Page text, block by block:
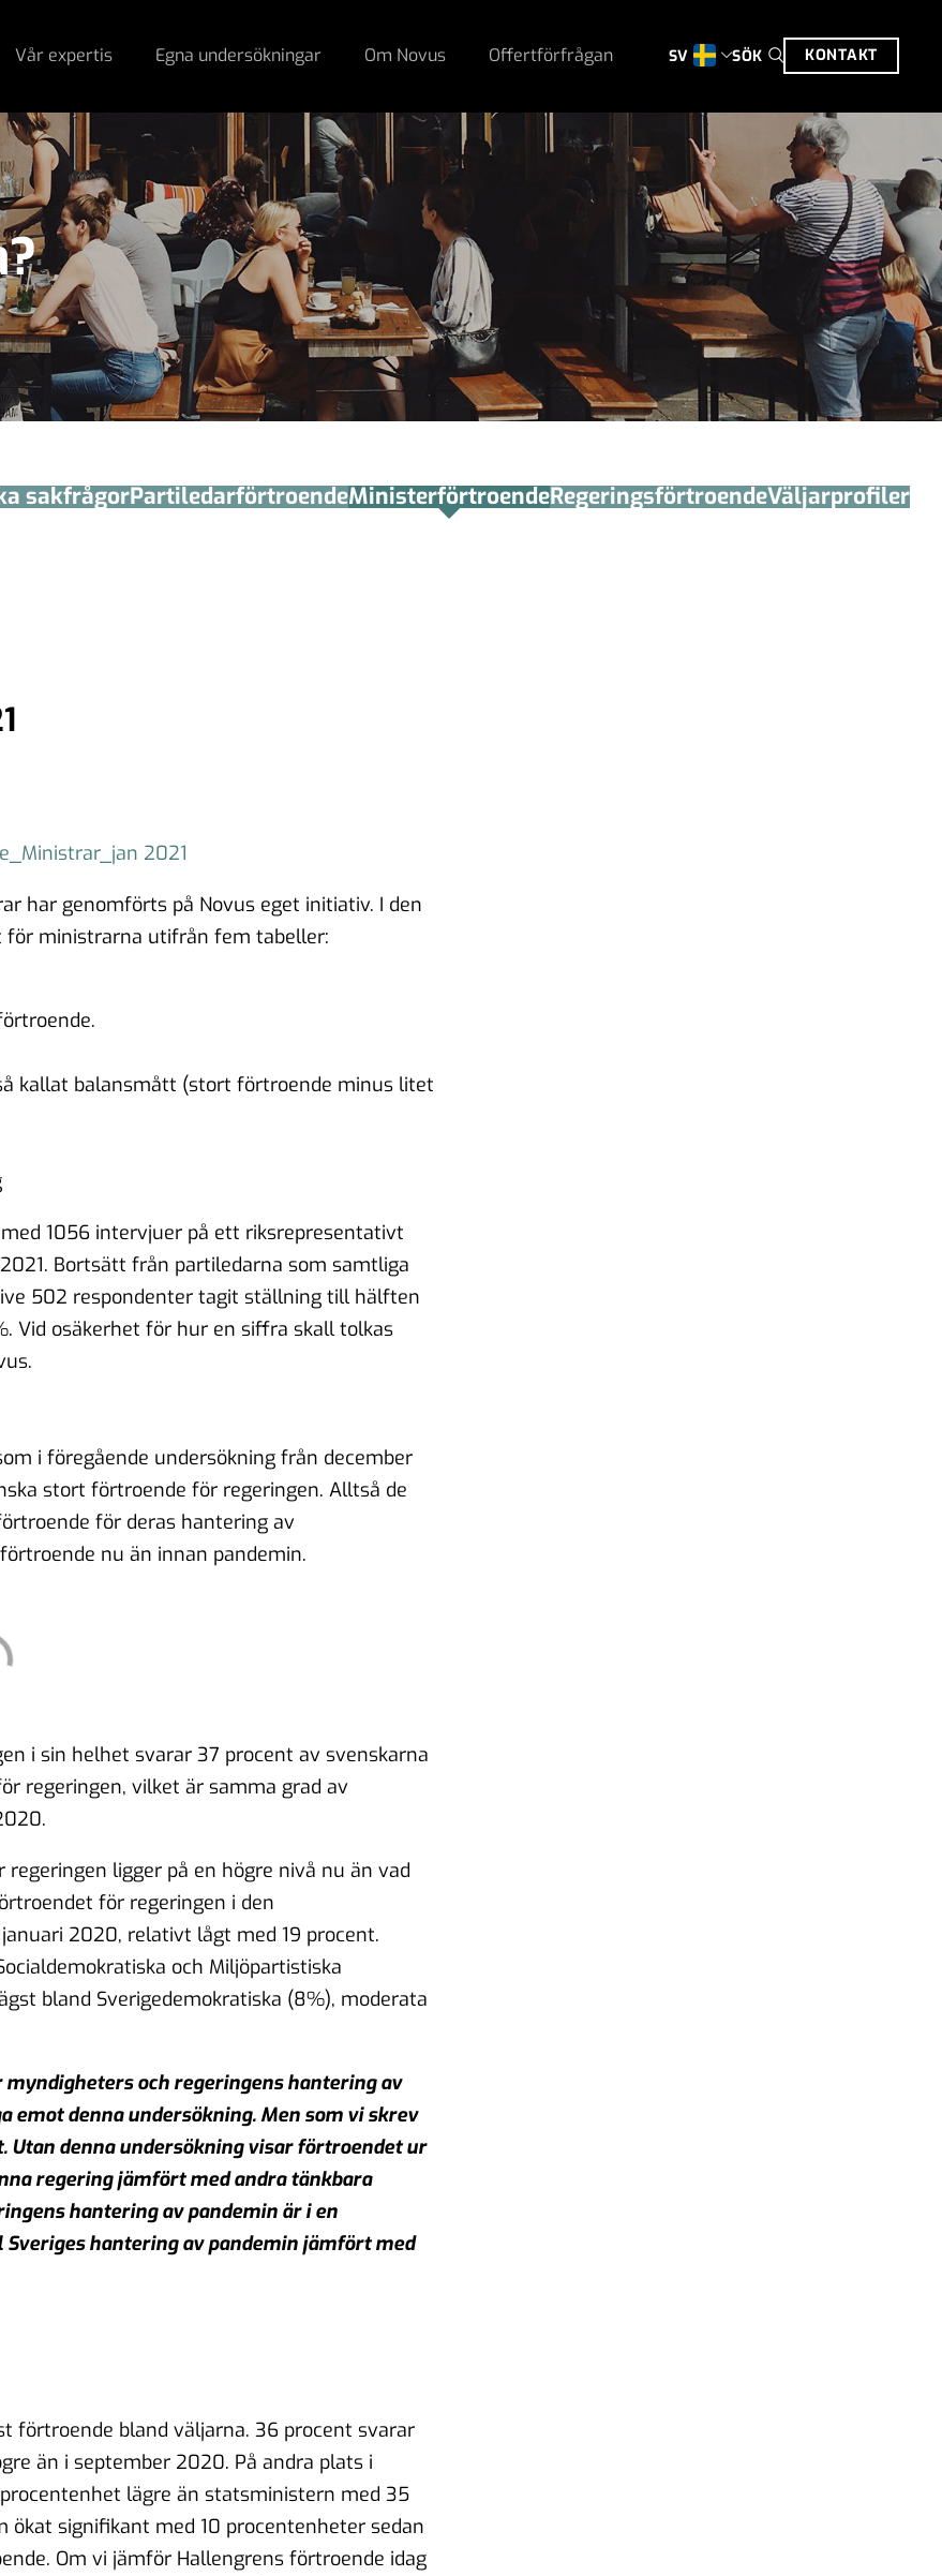
Vår expertis Egna undersökningar Om Novus Offertförfrågan SV SÖK KONTAKT
sakfrågorPartiledar­förtroendeMinister­­förtroendeRegerings­förtroendeVäljarprofiler
2021
har genomförts på Novus eget initiativ. I den
för ministrarna utifrån fem tabeller:
kallat balansmått (stort förtroende minus litet
1056 intervjuer på ett riksrepresentativt
Bortsätt från partiledarna som samtliga
502 respondenter tagit ställning till hälften
Vid osäkerhet för hur en siffra skall tolkas
i föregående undersökning från december
stort förtroende för regeringen. Alltså de
för deras hantering av
nu än innan pandemin.
i sin helhet svarar 37 procent av svenskarna
regeringen, vilket är samma grad av
ligger på en högre nivå nu än vad
för regeringen i den
2020, relativt lågt med 19 procent.
och Miljöpartistiska
bland Sverigedemokratiska (8%), moderata
och regeringens hantering av
emot denna undersökning. Men som vi skrev
Utan denna undersökning visar förtroendet ur
regering jämfört med andra tänkbara
hantering av pandemin är i en
hantering av pandemin jämfört med
förtroende bland väljarna. 36 procent svarar
än i september 2020. På andra plats i
lägre än statsministern med 35
signifikant med 10 procentenheter sedan
Om vi jämför Hallengrens förtroende idag